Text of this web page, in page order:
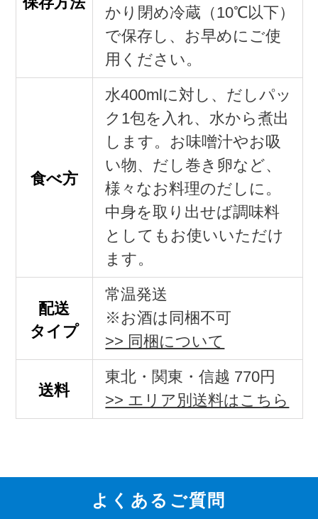
かり閉め冷蔵（10℃以下）
で保存し、お早めにご使
用ください。
食べ方
水400mlに対し、だしパッ
ク1包を入れ、水から煮出
します。お味噌汁やお吸
い物、だし巻き卵など、
様々なお料理のだしに。
中身を取り出せば調味料
としてもお使いいただけ
ます。
配送
タイプ
常温発送
※お酒は同梱不可
>> 同梱について
送料
東北・関東・信越 770円
>> エリア別送料はこちら
よくあるご質問